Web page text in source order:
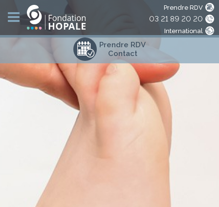
Prendre RDV
03 21 89 20 20
International
Prendre RDV
Contact